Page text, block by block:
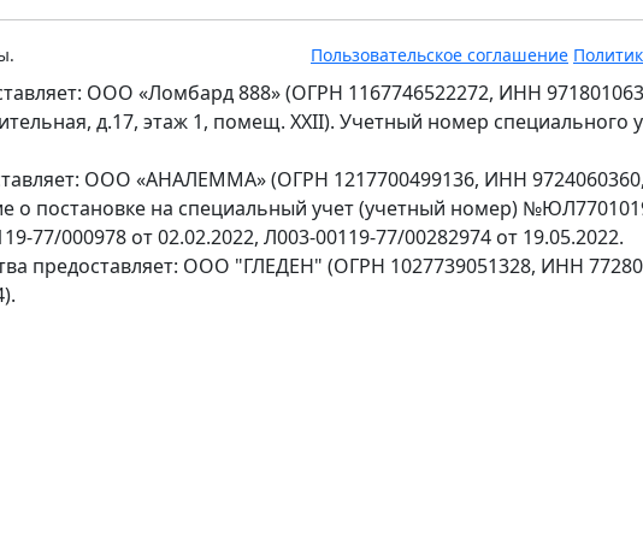
Пользовательское соглашение
ООО «Ломбард 888» (ОГРН 1167746522272, ИНН
д.17, этаж 1, помещ. XXII). Учетный номер специального
ООО «АНАЛЕММА» (ОГРН 1217700499136, ИНН
о постановке на специальный учет (учетный номер)
77/000978 от 02.02.2022, Л003-00119-77/00282974 от 19.05.2022.
предоставляет: ООО "ГЛЕДЕН" (ОГРН 1027739051328, ИНН